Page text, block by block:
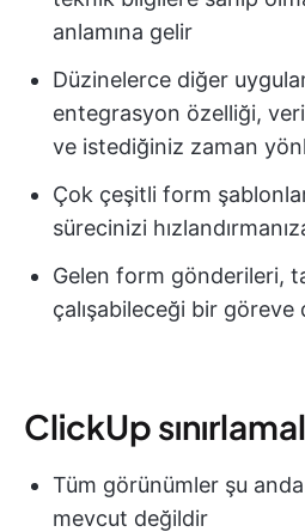
anlamına gelir
Düzinelerce diğer
entegrasyon özelliği,
ve istediğiniz zaman
Çok çeşitli form
sürecinizi
Gelen form gönderileri,
çalışabileceği bir göreve
ClickUp
Tüm görünümler şu
mevcut değildir